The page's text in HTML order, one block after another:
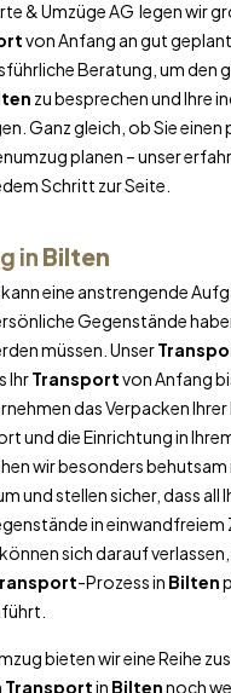
& Umzüge AG legen wir
von Anfang an gut
Beratung, um den
zu besprechen und Ihre
Ganz gleich, ob Sie einen
planen – unser
Schritt zur Seite.
in Bilten
eine anstrengende
Gegenstände
müssen. Unser
IhrTransportvon Anfang
das Verpacken
und die Einrichtung in
wir besonders
und stellen sicher, dass all
in einwandfreiem
sich darauf
-Prozess in Bilten
bieten wir eine Reihe
Transportin Biltennoch